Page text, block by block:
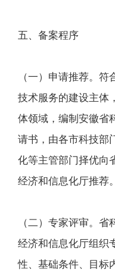
五、备案程序
（一）申请推荐。
技术服务的建设主体
体领域，编制安徽省
请书，由各市科技部
化等主管部门择优向
经济和信息化厅推荐。
（二）专家评审。
经济和信息化厅组织
性、基础条件、目标